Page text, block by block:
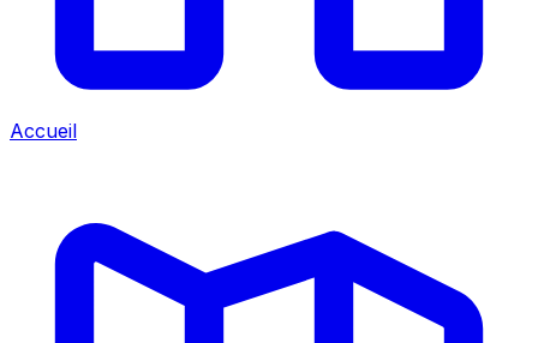
Accueil